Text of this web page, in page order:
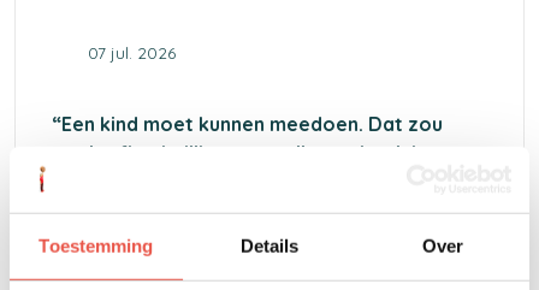
Toestemming Details Over
07 jul. 2026
“Een kind moet kunnen meedoen. Dat zou
nooit afhankelijk mogen zijn van het inkomen